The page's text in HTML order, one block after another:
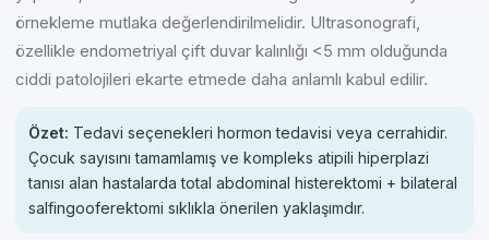
örnekleme mutlaka değerlendirilmelidir. Ultrasonografi,
özellikle endometriyal çift duvar kalınlığı <5 mm olduğunda
ciddi patolojileri ekarte etmede daha anlamlı kabul edilir.
Özet: Tedavi seçenekleri hormon tedavisi veya cerrahidir.
Çocuk sayısını tamamlamış ve kompleks atipili hiperplazi
tanısı alan hastalarda total abdominal histerektomi + bilateral
salfingooferektomi sıklıkla önerilen yaklaşımdır.